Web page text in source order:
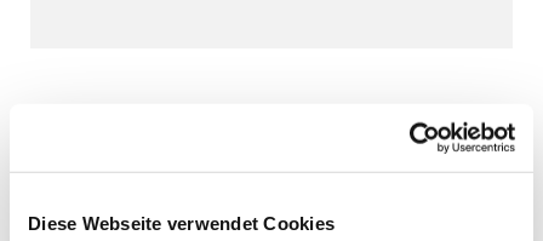
Diese Webseite verwendet Cookies